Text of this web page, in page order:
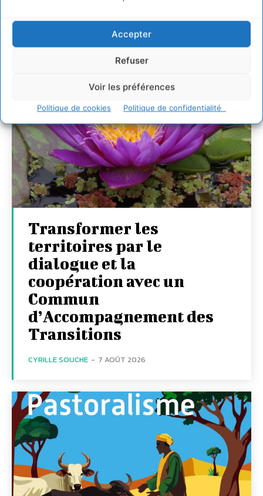
Accepter
Refuser
Voir les préférences
Politique de cookies Politique de confidentialité
Transformer les
territoires par le
dialogue et la
coopération avec un
Commun
d’Accompagnement des
Transitions
CYRILLE SOUCHE - 7 AOÛT 2026